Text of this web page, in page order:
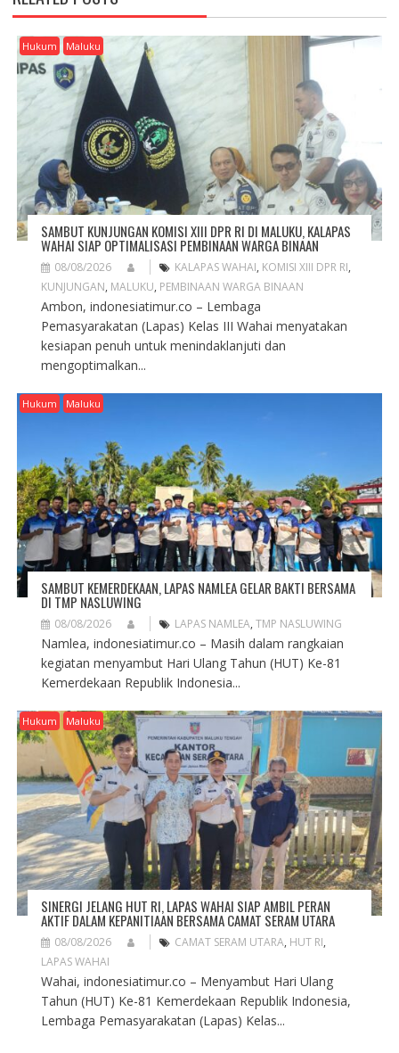
I
G
A
T
O
Hukum Maluku
SAMBUT KUNJUNGAN KOMISI XIII DPR RI DI MALUKU, KALAPAS
WAHAI SIAP OPTIMALISASI PEMBINAAN WARGA BINAAN
08/08/2026 KALAPAS WAHAI, KOMISI XIII DPR RI,
KUNJUNGAN, MALUKU, PEMBINAAN WARGA BINAAN
Ambon, indonesiatimur.co – Lembaga
Pemasyarakatan (Lapas) Kelas III Wahai menyatakan
kesiapan penuh untuk menindaklanjuti dan
mengoptimalkan...
Hukum Maluku
SAMBUT KEMERDEKAAN, LAPAS NAMLEA GELAR BAKTI BERSAMA
DI TMP NASLUWING
08/08/2026 LAPAS NAMLEA, TMP NASLUWING
Namlea, indonesiatimur.co – Masih dalam rangkaian
kegiatan menyambut Hari Ulang Tahun (HUT) Ke-81
Kemerdekaan Republik Indonesia...
Hukum Maluku
SINERGI JELANG HUT RI, LAPAS WAHAI SIAP AMBIL PERAN
AKTIF DALAM KEPANITIAAN BERSAMA CAMAT SERAM UTARA
08/08/2026 CAMAT SERAM UTARA, HUT RI,
LAPAS WAHAI
Wahai, indonesiatimur.co – Menyambut Hari Ulang
Tahun (HUT) Ke-81 Kemerdekaan Republik Indonesia,
Lembaga Pemasyarakatan (Lapas) Kelas...